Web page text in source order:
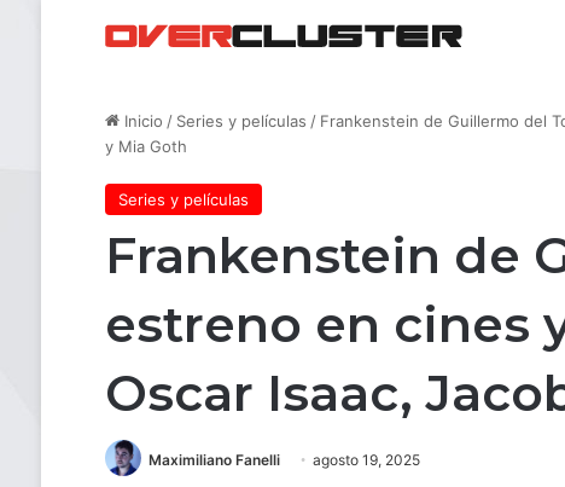
Inicio / Series y películas / Frankenstein de Guillermo del
y Mia Goth
Series y películas
Frankenstein de
estreno en cines
Oscar Isaac,
Maximiliano Fanelli agosto 19, 2025